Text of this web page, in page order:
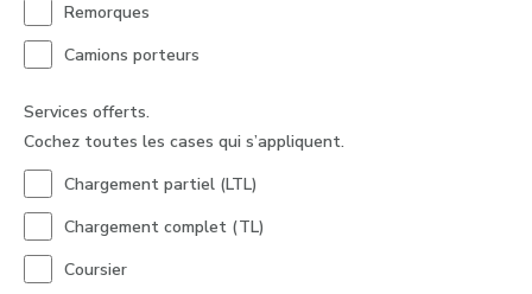
Remorques
Camions porteurs
Services offerts.
Cochez toutes les cases qui s’appliquent.
Chargement partiel (LTL)
Chargement complet (TL)
Coursier